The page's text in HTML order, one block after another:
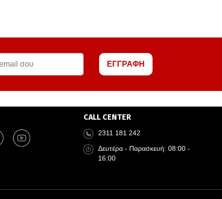
ΕΓΓΡΑΦΗ
CALL CENTER
2311 181 242
Δευτέρα - Παρασκευή: 08:00 -
16:00